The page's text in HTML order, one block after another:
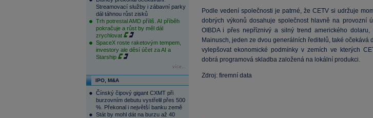
Streamovací služby i zábavní parky
dál táhnou růst zisků
Trh potrestal AMD příliš. AI příběh
pokračuje a růst by měl dál
zrychlovat
SpaceX roste raketovým tempem,
investory ale děsí účet za AI a
Starship
více...
IPO, M&A
Čínský čipový gigant CXMT při
burzovním debutu vystřelil přes 500
%. Překonal i největší banku země
Stát by mohl dát na burzu až 40
Podle vedení společnosti je patrné, že CETV si udržuje
dobrých výkonů dosahuje společnost hlavně na provozní
OIBDA i přes nepříznivý a silný trend amerického dolaru,
Mainusch, jeden ze dvou generálních ředitelů, také očekává
vylepšovat ekonomické podmínky v zemích ve kterých
dobrá programová skladba založená na lokální produkci.
Zdroj: firemní data